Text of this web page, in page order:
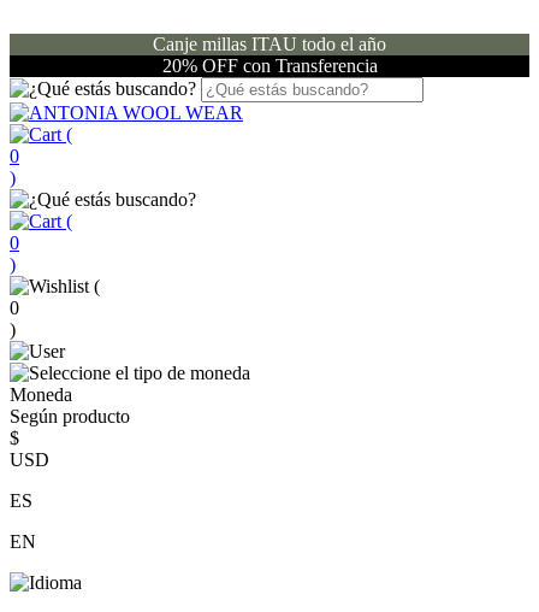
Canje millas ITAU todo el año
20% OFF con Transferencia
(
0
)
(
0
)
(
0
)
Moneda
Según producto
$
USD
ES
EN